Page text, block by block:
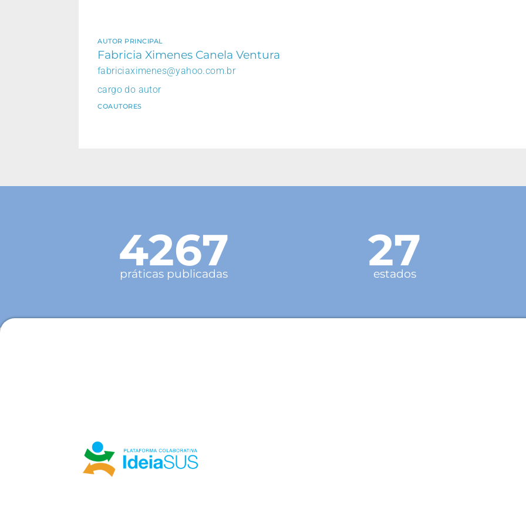
AUTOR PRINCIPAL
Fabricia Ximenes Canela Ventura
fabriciaximenes@yahoo.com.br
cargo do autor
COAUTORES
4267
práticas publicadas 27
estados